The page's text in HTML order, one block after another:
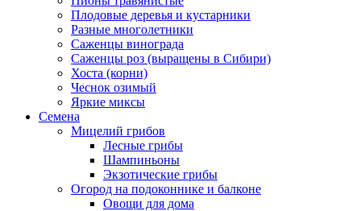
Плодовые деревья и кустарники
Разные многолетники
Саженцы винограда
Саженцы роз (выращены в Сибири)
Хоста (корни)
Чеснок озимый
Яркие миксы
Семена
Мицелий грибов
Лесные грибы
Шампиньоны
Экзотические грибы
Огород на подоконнике и балконе
Овощи для дома